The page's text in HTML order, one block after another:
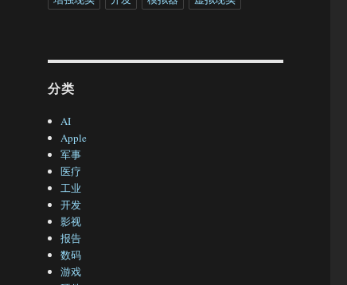
分类
AI
Apple
军事
医疗
工业
开发
影视
报告
数码
游戏